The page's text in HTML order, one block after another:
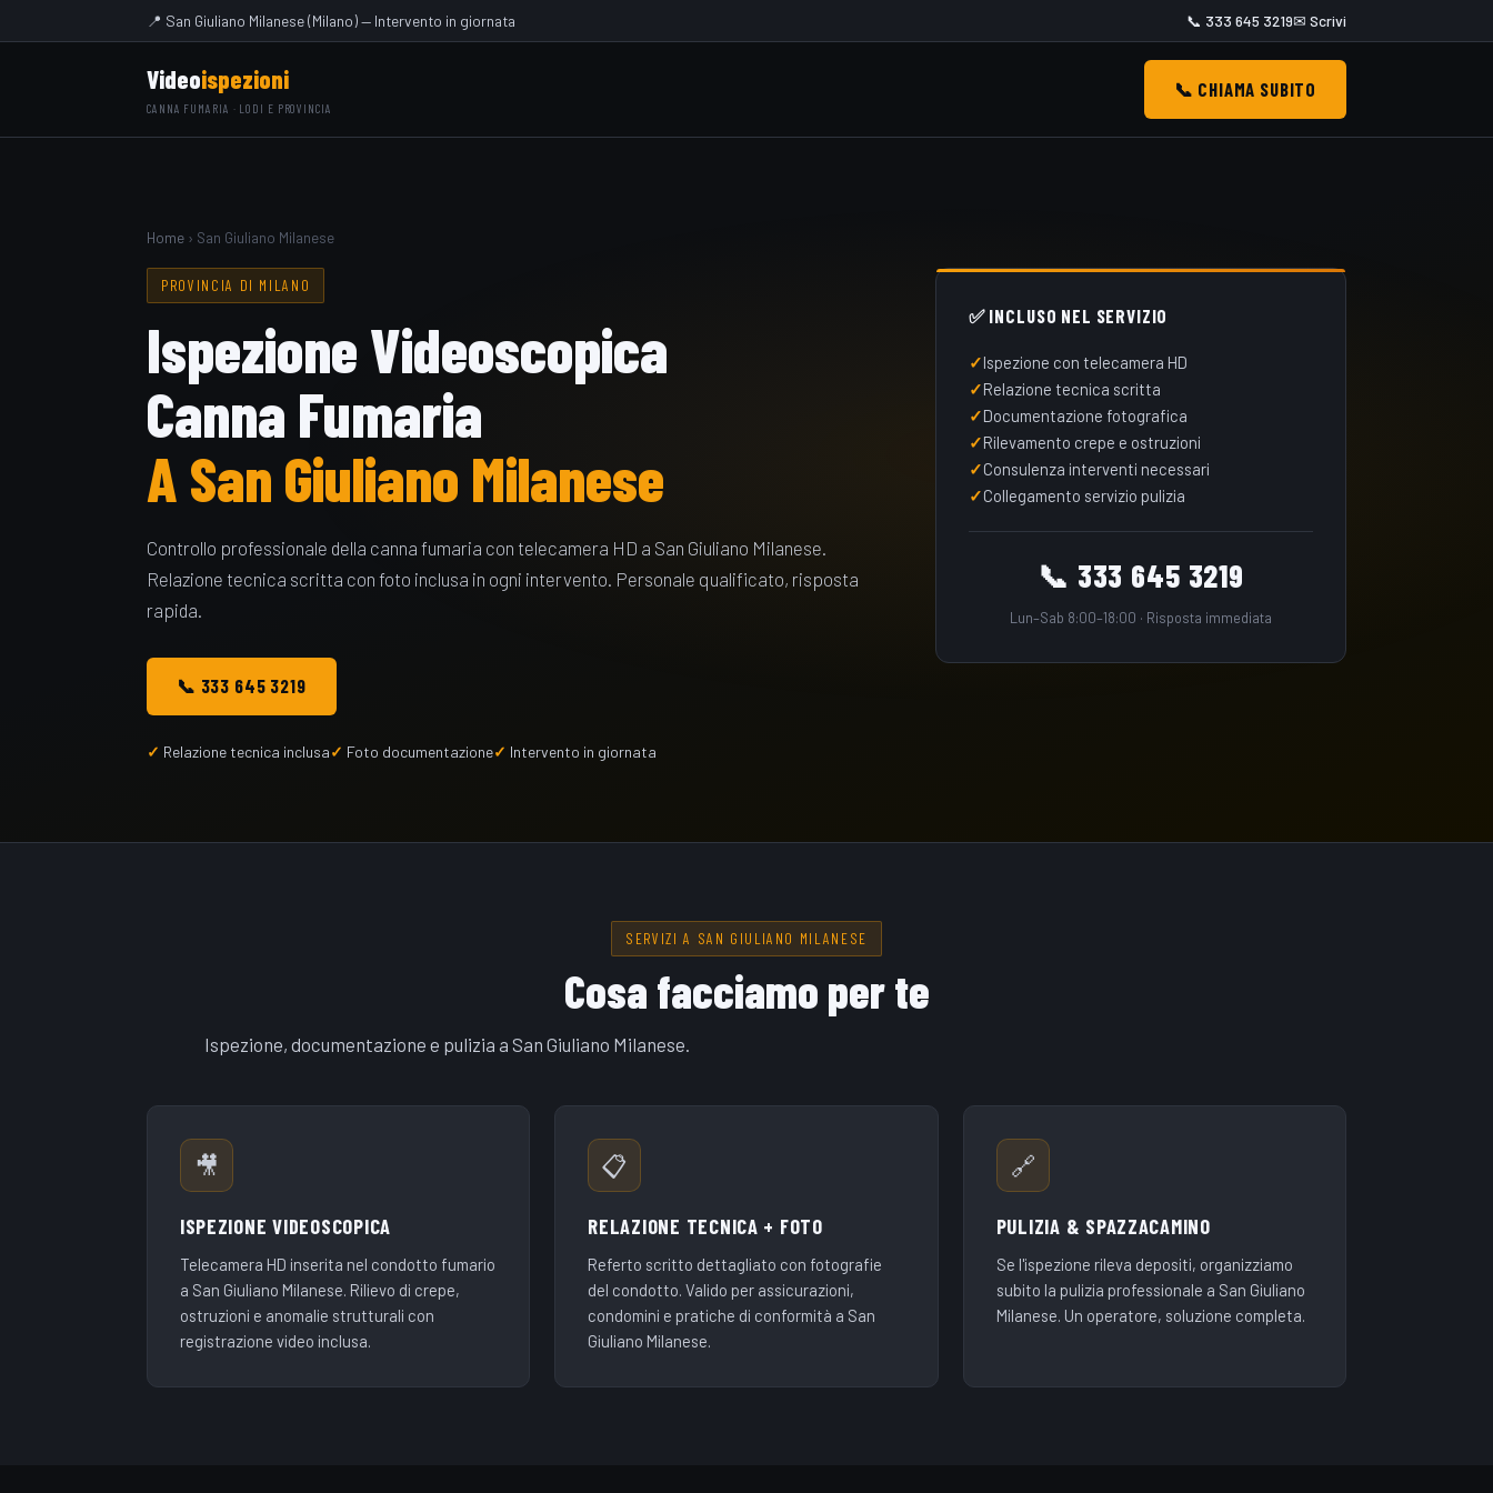
📍 San Giuliano Milanese (Milano) — Intervento in giornata 📞 333 645 3219✉ Scrivi
Videoispezioni
CANNA FUMARIA · LODI E PROVINCIA
📞 CHIAMA SUBITO
Home › San Giuliano Milanese
PROVINCIA DI MILANO
Ispezione Videoscopica
Canna Fumaria
A San Giuliano Milanese
Controllo professionale della canna fumaria con telecamera HD a San Giuliano Milanese.
Relazione tecnica scritta con foto inclusa in ogni intervento. Personale qualificato, risposta
rapida.
📞 333 645 3219
Relazione tecnica inclusa Foto documentazione Intervento in giornata
✅ INCLUSO NEL SERVIZIO
Ispezione con telecamera HD
Relazione tecnica scritta
Documentazione fotografica
Rilevamento crepe e ostruzioni
Consulenza interventi necessari
Collegamento servizio pulizia
📞 333 645 3219
Lun–Sab 8:00–18:00 · Risposta immediata
SERVIZI A SAN GIULIANO MILANESE
Cosa facciamo per te
Ispezione, documentazione e pulizia a San Giuliano Milanese.
🎥
ISPEZIONE VIDEOSCOPICA
Telecamera HD inserita nel condotto fumario
a San Giuliano Milanese. Rilievo di crepe,
ostruzioni e anomalie strutturali con
registrazione video inclusa.
📋
RELAZIONE TECNICA + FOTO
Referto scritto dettagliato con fotografie
del condotto. Valido per assicurazioni,
condomini e pratiche di conformità a San
Giuliano Milanese.
🔗
PULIZIA & SPAZZACAMINO
Se l'ispezione rileva depositi, organizziamo
subito la pulizia professionale a San Giuliano
Milanese. Un operatore, soluzione completa.